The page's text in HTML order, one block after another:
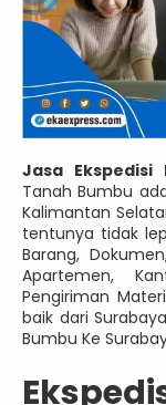
Jasa
Tanah Bumbu
Kalimantan
tentunya tidak
Barang,
Apartemen,
Pengiriman
baik dari
Bumbu Ke